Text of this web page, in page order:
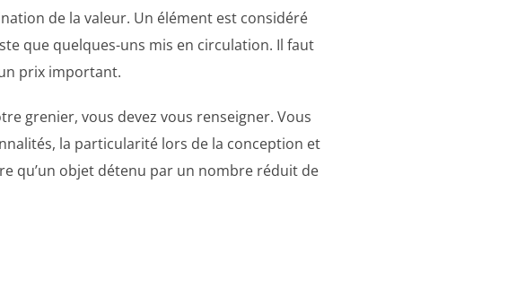
de la valeur. Un élément est considéré
que quelques-uns mis en circulation. Il faut
prix important.
grenier, vous devez vous renseigner. Vous
la particularité lors de la conception et
qu’un objet détenu par un nombre réduit de